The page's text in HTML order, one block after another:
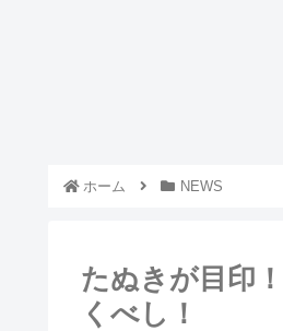
ホーム NEWS
たぬきが目印
くべし！